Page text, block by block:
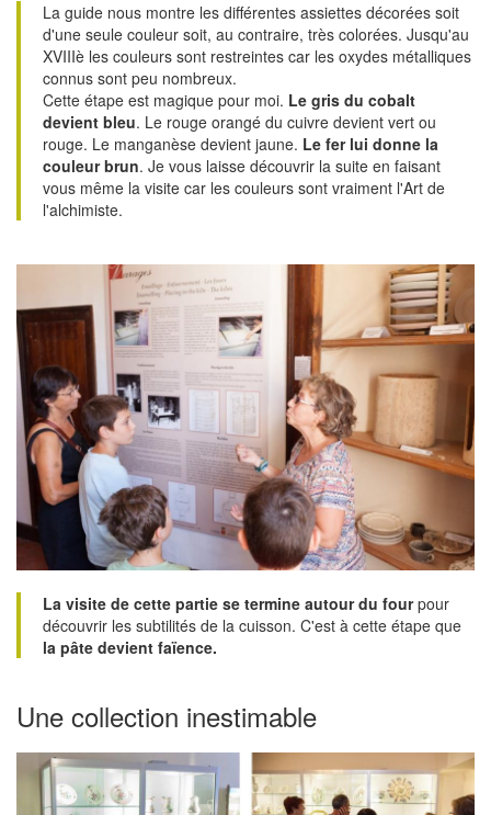
La guide nous montre les différentes assiettes décorées soit
d'une seule couleur soit, au contraire, très colorées. Jusqu'au
XVIIIè les couleurs sont restreintes car les oxydes métalliques
connus sont peu nombreux.
Cette étape est magique pour moi. Le gris du cobalt
devient bleu. Le rouge orangé du cuivre devient vert ou
rouge. Le manganèse devient jaune. Le fer lui donne la
couleur brun. Je vous laisse découvrir la suite en faisant
vous même la visite car les couleurs sont vraiment l'Art de
l'alchimiste.
La visite de cette partie se termine autour du fourpour
découvrir les subtilités de la cuisson. C'est à cette étape que
la pâte devient faïence.
Une collection inestimable